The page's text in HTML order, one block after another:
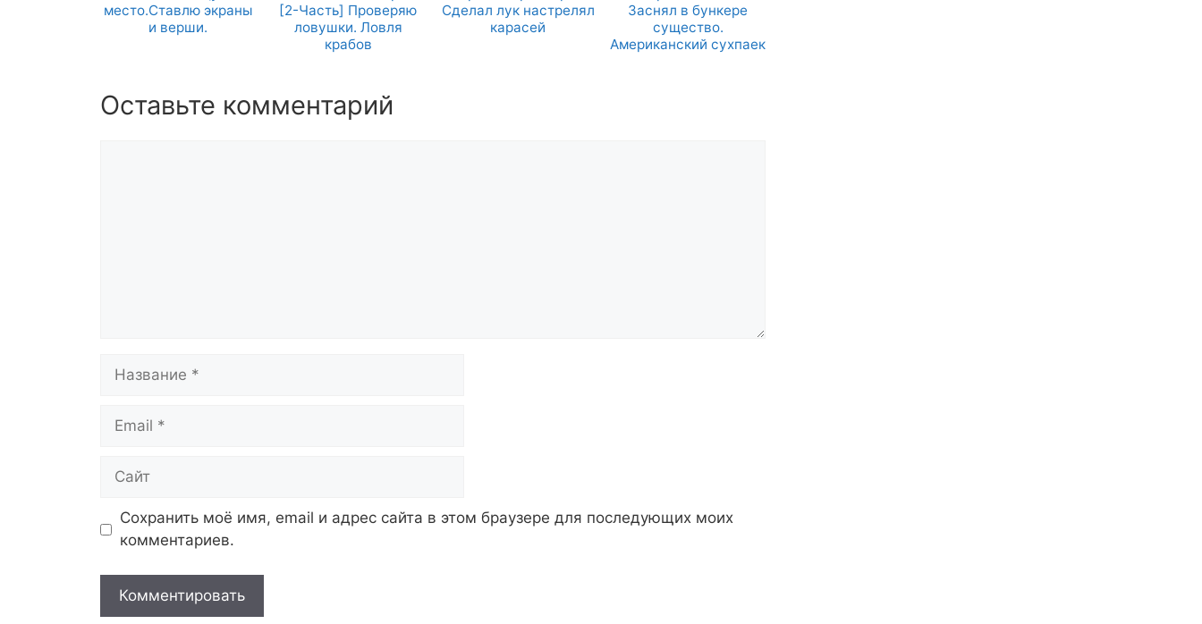
место.Ставлю экраны
и верши.
[2-Часть] Проверяю
ловушки. Ловля
крабов
Сделал лук настрелял
карасей
Заснял в бункере
существо.
Американский сухпаек
Оставьте комментарий
Название
Email
Сайт
Сохранить моё имя, email и адрес сайта в этом браузере для последующих моих
комментариев.